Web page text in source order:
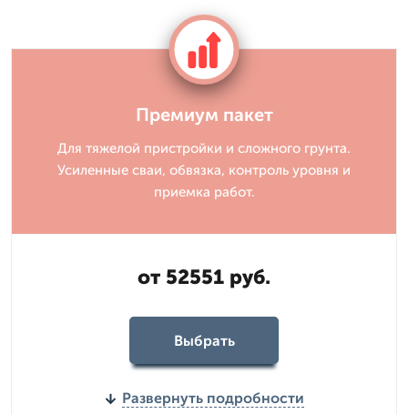
Премиум пакет
Для тяжелой пристройки и сложного грунта.
Усиленные сваи, обвязка, контроль уровня и
приемка работ.
от 52551 руб.
Выбрать
Развернуть подробности